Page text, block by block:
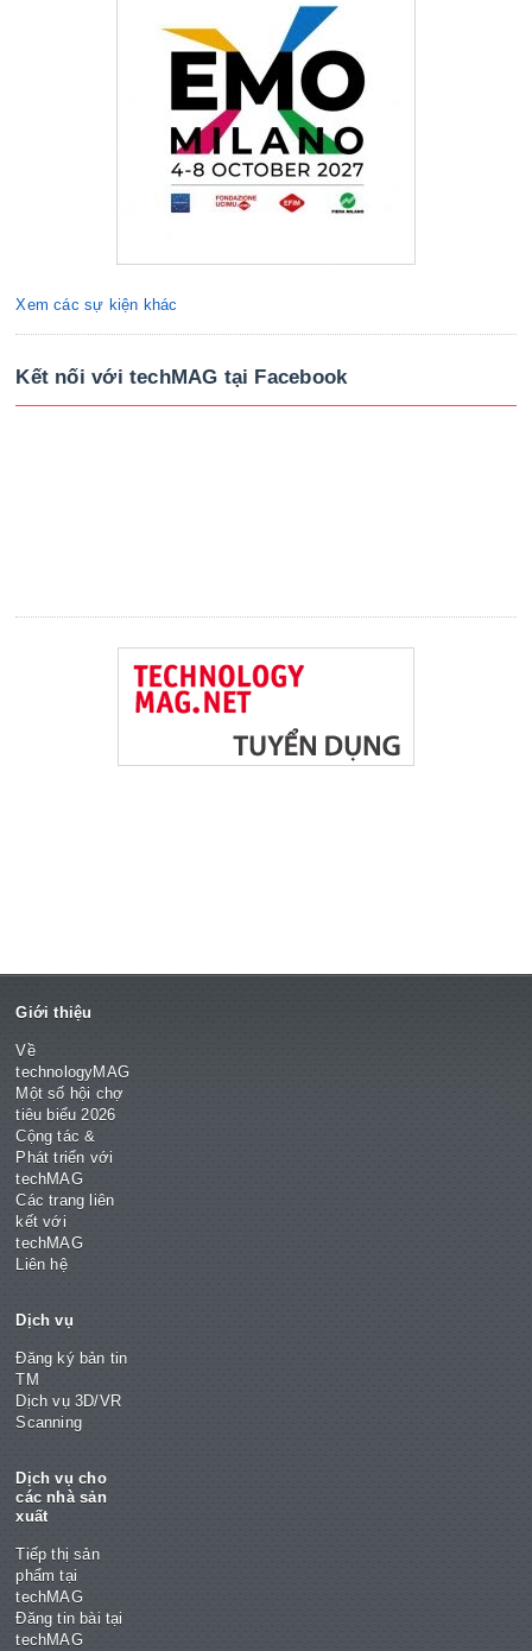
Xem các sự kiện khác
Kết nối với techMAG tại Facebook
Giới thiệu
Về
technologyMAG
Một số hội chợ
tiêu biểu 2026
Cộng tác &
Phát triển với
techMAG
Các trang liên
kết với
techMAG
Liên hệ
Dịch vụ
Đăng ký bản tin
TM
Dịch vụ 3D/VR
Scanning
Dịch vụ cho
các nhà sản
xuất
Tiếp thị sản
phẩm tại
techMAG
Đăng tin bài tại
techMAG